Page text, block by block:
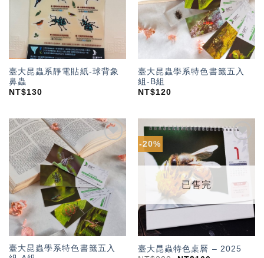
臺大昆蟲系靜電貼紙-球背象
鼻蟲
NT$130
臺大昆蟲學系特色書籤五入
組-B組
NT$120
加入
「願
望輕
單」
臺大昆蟲學系特色書籤五入
-20%
加入
「願
望輕
已售完
臺大昆蟲特色桌曆 – 2025